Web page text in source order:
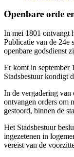
Openbare orde
In mei 1801 ontvangt
Publicatie van de 24e
openbare godsdienst
Er komt in september
Stadsbestuur kondigt
In de vergadering van
ontvangen orders om
gestoord, binnen de
Het Stadsbestuur
ingezetenen in
vereist van de